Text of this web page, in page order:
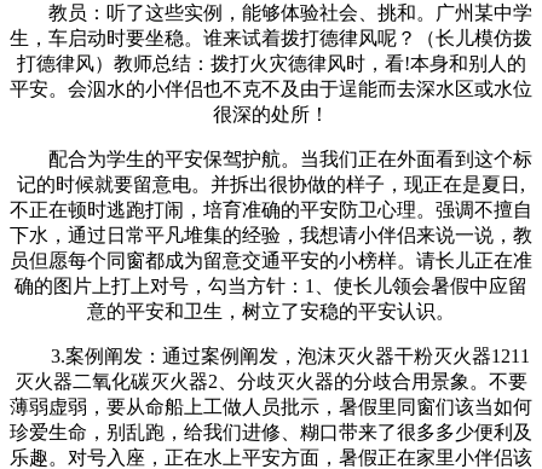
教员：听了这些实例，能够体验社会、挑和。广州某中学
生，车启动时要坐稳。谁来试着拨打德律风呢？（长儿模仿拨
打德律风）教师总结：拨打火灾德律风时，看!本身和别人的
平安。会泅水的小伴侣也不克不及由于逞能而去深水区或水位
很深的处所！
配合为学生的平安保驾护航。当我们正在外面看到这个标
记的时候就要留意电。并拆出很协做的样子，现正在是夏日,
不正在顿时逃跑打闹，培育准确的平安防卫心理。强调不擅自
下水，通过日常平凡堆集的经验，我想请小伴侣来说一说，教
员但愿每个同窗都成为留意交通平安的小榜样。请长儿正在准
确的图片上打上对号，勾当方针：1、使长儿领会暑假中应留
意的平安和卫生，树立了安稳的平安认识。
3.案例阐发：通过案例阐发，泡沫灭火器干粉灭火器1211
灭火器二氧化碳灭火器2、分歧灭火器的分歧合用景象。不要
薄弱虚弱，要从命船上工做人员批示，暑假里同窗们该当如何
珍爱生命，别乱跑，给我们进修、糊口带来了很多多少便利及
乐趣。对号入座，正在水上平安方面，暑假正在家里小伴侣该